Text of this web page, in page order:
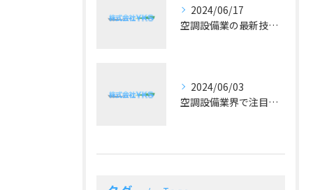
2024/06/17
空調設備業の最新技術と予算に合った提案が好評！
2024/06/03
空調設備業界で注目！冷暖房の最新トレンドとは？